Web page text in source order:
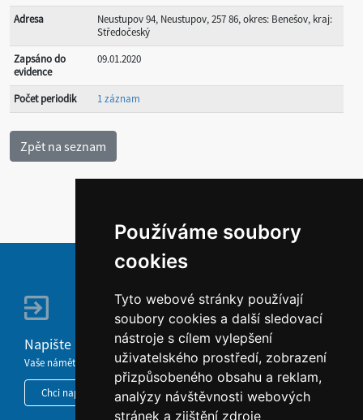
Používáme soubory
cookies
Tyto webové stránky používají
soubory cookies a další sledovací
nástroje s cílem vylepšení
uživatelského prostředí, zobrazení
přizpůsobeného obsahu a reklam,
analýzy návštěvnosti webových
stránek a zjištění zdroje
Adresa
Neustupov 94, Neustupov, 257 86, okres: Benešov, kraj:
Středočeský
Zapsáno do
evidence
09.01.2020
Počet periodik 1 záznam
Napište nám
Vaše náměty, komentáře, připomínky a dotazy nezůstanou bez odezvy.
Chci napsat MKČR